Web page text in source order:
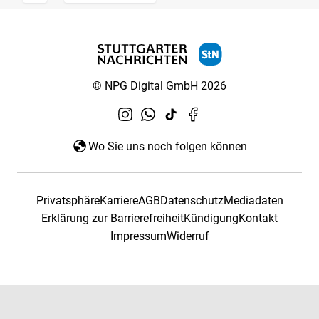
© NPG Digital GmbH 2026
Wo Sie uns noch folgen können
PrivatsphäreKarriereAGBDatenschutzMediadaten
Erklärung zur BarrierefreiheitKündigungKontakt
ImpressumWiderruf